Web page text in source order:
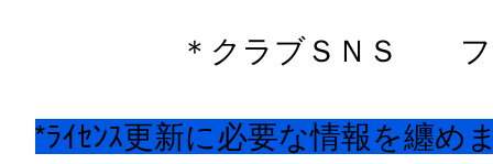
＊クラブＳＮＳ
*ﾗｲｾﾝｽ更新に必要な情報を纏め